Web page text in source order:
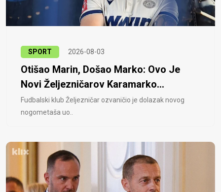
SPORT 2026-08-03
Otišao Marin, Došao Marko: Ovo Je
Novi Željezničarov Karamarko...
Fudbalski klub Željezničar ozvaničio je dolazak novog
nogometaša uo..